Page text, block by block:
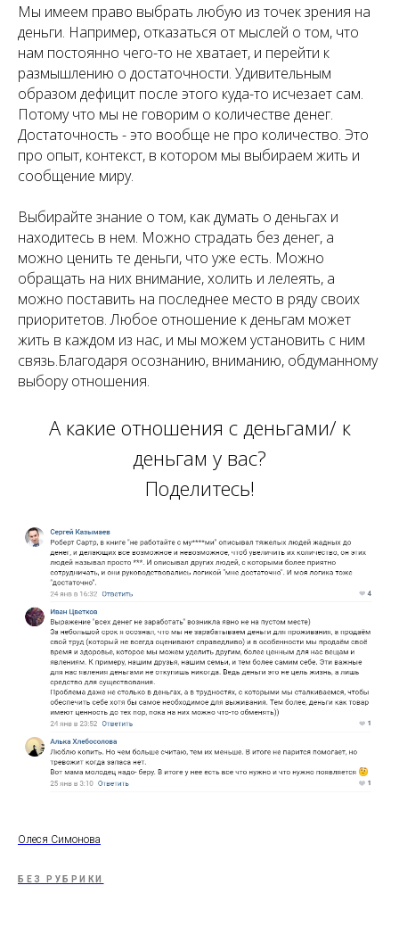
Мы имеем право выбрать любую из точек зрения на
деньги. Например, отказаться от мыслей о том, что
нам постоянно чего-то не хватает, и перейти к
размышлению о достаточности. Удивительным
образом дефицит после этого куда-то исчезает сам.
Потому что мы не говорим о количестве денег.
Достаточность - это вообще не про количество. Это
про опыт, контекст, в котором мы выбираем жить и
сообщение миру.
Выбирайте знание о том, как думать о деньгах и
находитесь в нем. Можно страдать без денег, а
можно ценить те деньги, что уже есть. Можно
обращать на них внимание, холить и лелеять, а
можно поставить на последнее место в ряду своих
приоритетов. Любое отношение к деньгам может
жить в каждом из нас, и мы можем установить с ним
связь.Благодаря осознанию, вниманию, обдуманному
выбору отношения.
А какие отношения с деньгами/ к
деньгам у вас?
Поделитесь!
Олеся Симонова
БЕЗ РУБРИКИ